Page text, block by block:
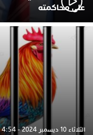
على محاكمته
الثلاثاء 10 ديسمبر 2024 - 4:54